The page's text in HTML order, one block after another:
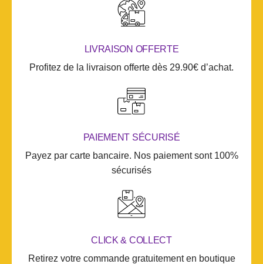
LIVRAISON OFFERTE
Profitez de la livraison offerte dès 29.90€ d’achat.
PAIEMENT SÉCURISÉ
Payez par carte bancaire. Nos paiement sont 100%
sécurisés
CLICK & COLLECT
Retirez votre commande gratuitement en boutique